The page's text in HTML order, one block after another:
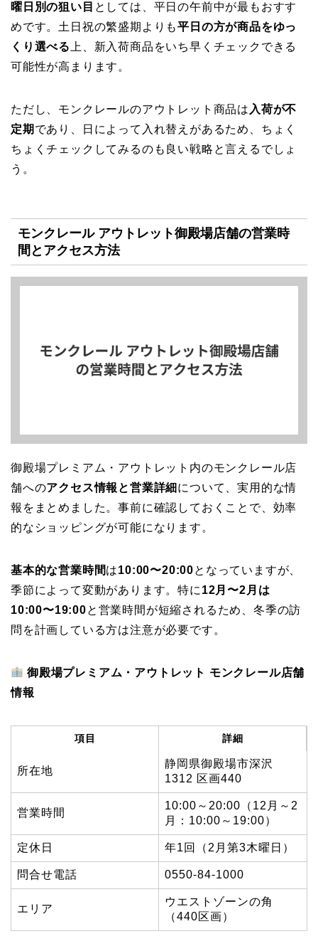
曜日別の狙い目 としては、平日の午前中が最もおすす
めです。土日祝の繁盛期よりも平日の方が商品をゆっ
くり選べる 上、新入荷商品をいち早くチェックできる
可能性が高まります。
ただし、モンクレールのアウトレット商品は 入荷が不
定期 であり、日によって入れ替えがあるため、ちょく
ちょくチェックしてみるのも良い戦略と言えるでしょ
う。
モンクレール アウトレット御殿場店舗の営業時
間とアクセス方法
御殿場プレミアム・アウトレット内のモンクレール店
舗へのアクセス情報と営業詳細 について、実用的な情
報をまとめました。事前に確認しておくことで、効率
的なショッピングが可能になります。
基本的な営業時間は10:00〜20:00となっていますが、
季節によって変動があります。特に 12月〜2月は
10:00〜19:00と営業時間が短縮されるため、冬季の訪
問を計画している方は注意が必要です。
御殿場プレミアム・アウトレット モンクレール店舗
情報
項目 詳細
所在地
静岡県御殿場市深沢
1312 区画440
営業時間
10:00～20:00（12月～2
月：10:00～19:00）
定休日 年1回（2月第3木曜日）
問合せ電話 0550-84-1000
エリア
ウエストゾーンの角
（440区画）